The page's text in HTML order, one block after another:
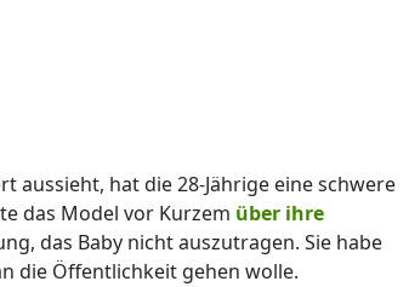
aussieht, hat die 28-Jährige eine schwere
das Model vor Kurzem über ihre
das Baby nicht auszutragen. Sie habe
die Öffentlichkeit gehen wolle.